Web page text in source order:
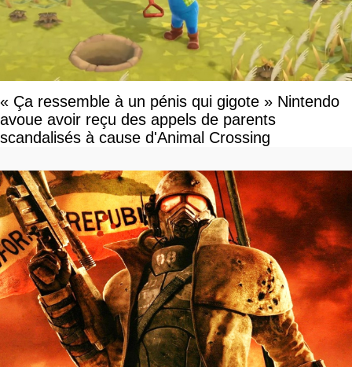
« Ça ressemble à un pénis qui gigote » Nintendo
avoue avoir reçu des appels de parents
scandalisés à cause d'Animal Crossing